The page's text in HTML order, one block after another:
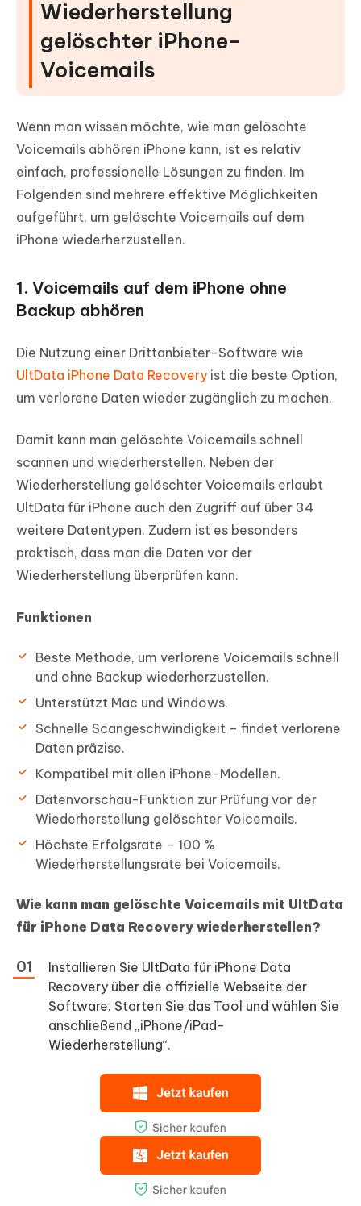
Wiederherstellung
gelöschter iPhone-
Voicemails
Wenn man wissen möchte, wie man gelöschte
Voicemails abhören iPhone kann, ist es relativ
einfach, professionelle Lösungen zu finden. Im
Folgenden sind mehrere effektive Möglichkeiten
aufgeführt, um gelöschte Voicemails auf dem
iPhone wiederherzustellen.
1. Voicemails auf dem iPhone ohne
Backup abhören
Die Nutzung einer Drittanbieter-Software wie
UltData iPhone Data Recovery ist die beste Option,
um verlorene Daten wieder zugänglich zu machen.
Damit kann man gelöschte Voicemails schnell
scannen und wiederherstellen. Neben der
Wiederherstellung gelöschter Voicemails erlaubt
UltData für iPhone auch den Zugriff auf über 34
weitere Datentypen. Zudem ist es besonders
praktisch, dass man die Daten vor der
Wiederherstellung überprüfen kann.
Funktionen
Beste Methode, um verlorene Voicemails schnell
und ohne Backup wiederherzustellen.
Unterstützt Mac und Windows.
Schnelle Scangeschwindigkeit – findet verlorene
Daten präzise.
Kompatibel mit allen iPhone-Modellen.
Datenvorschau-Funktion zur Prüfung vor der
Wiederherstellung gelöschter Voicemails.
Höchste Erfolgsrate – 100 %
Wiederherstellungsrate bei Voicemails.
Wie kann man gelöschte Voicemails mit UltData
für iPhone Data Recovery wiederherstellen?
Installieren Sie UltData für iPhone Data
Recovery über die offizielle Webseite der
Software. Starten Sie das Tool und wählen Sie
anschließend „iPhone/iPad-
Wiederherstellung“.